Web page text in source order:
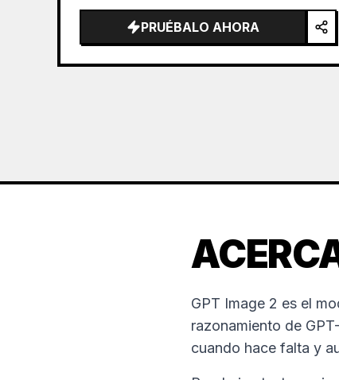
behind and sligh…
PRUÉBALO AHORA
GPT Image 2 es el
razonamiento de
cuando hace falta y